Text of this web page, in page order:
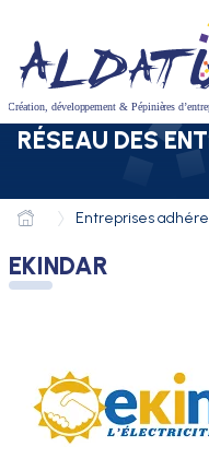
RÉSEAU DES
Entreprises
EKINDAR